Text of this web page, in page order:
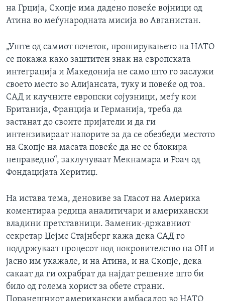
на Грција, Скопје има дадено повеќе војници од
Атина во меѓународната мисија во Авганистан.
„Уште од самиот почеток, проширувањето на НАТО
се покажа како заштитен знак на европската
интеграција и Македонија не само што го заслужи
своето место во Алијансата, туку и повеќе од тоа.
САД и клучните европски сојузници, меѓу кои
Британија, Франција и Германија, треба да
застанат до своите пријатели и да ги
интензивираат напорите за да се обезбеди местото
на Скопје на масата повеќе да не се блокира
неправедно“, заклучуваат Мекнамара и Роач од
Фондацијата Херитиџ.
На истава тема, деновиве за Гласот на Америка
коментираа редица аналитичари и американски
владини претставници. Заменик-државниот
секретар Џејмс Стајнберг кажа дека САД го
поддржуваат процесот под покровителство на ОН и
јасно им укажале, и на Атина, и на Скопје, дека
сакаат да ги охрабрат да најдат решение што би
било од голема корист за обете страни.